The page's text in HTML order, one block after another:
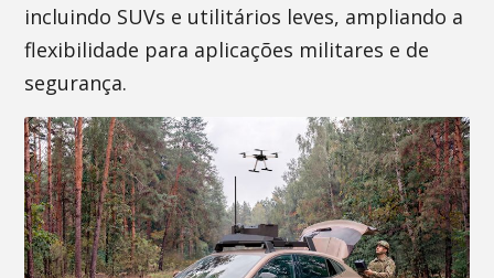
incluindo SUVs e utilitários leves, ampliando a
flexibilidade para aplicações militares e de
segurança.